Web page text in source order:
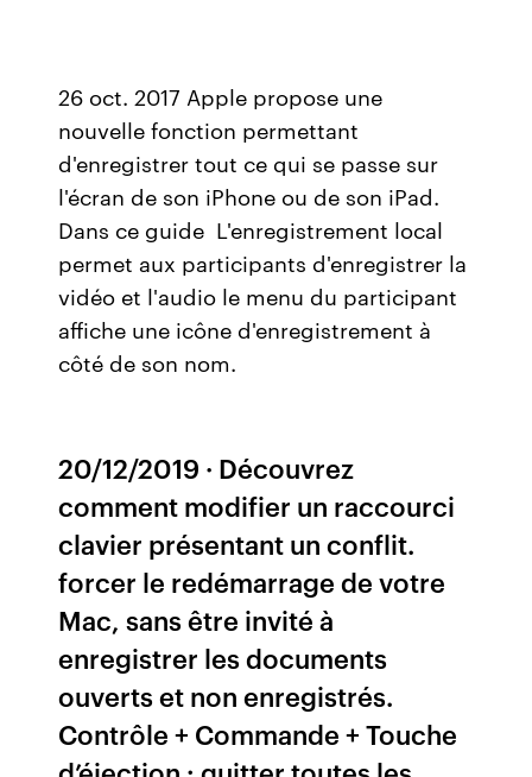
26 oct. 2017 Apple propose une
nouvelle fonction permettant
d'enregistrer tout ce qui se passe sur
l'écran de son iPhone ou de son iPad.
Dans ce guide L'enregistrement local
permet aux participants d'enregistrer la
vidéo et l'audio le menu du participant
affiche une icône d'enregistrement à
côté de son nom.
20/12/2019 · Découvrez
comment modifier un raccourci
clavier présentant un conflit.
forcer le redémarrage de votre
Mac, sans être invité à
enregistrer les documents
ouverts et non enregistrés.
Contrôle + Commande + Touche